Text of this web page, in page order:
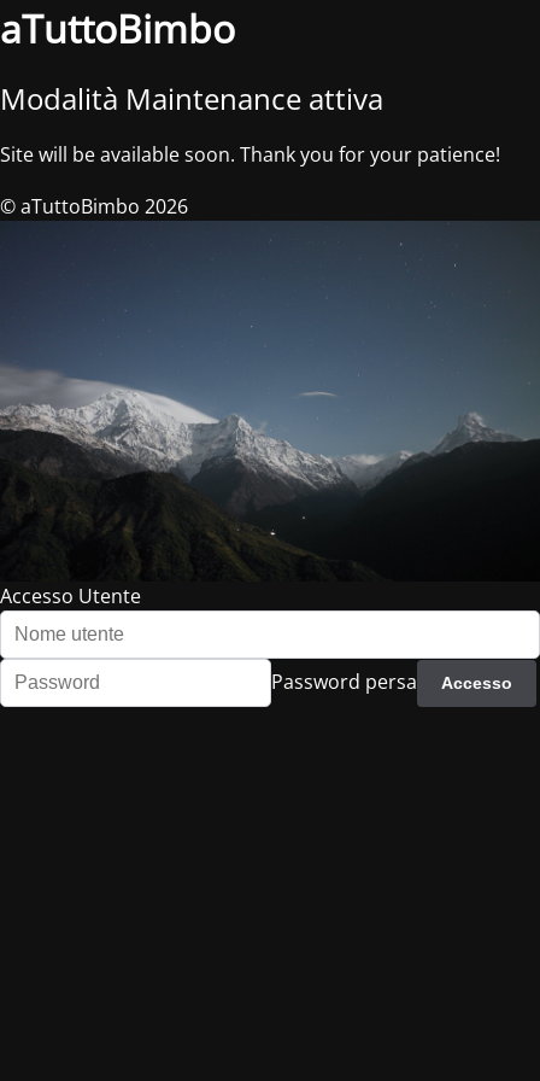
aTuttoBimbo
Modalità Maintenance attiva
Site will be available soon. Thank you for your patience!
© aTuttoBimbo 2026
Accesso Utente
Password persa